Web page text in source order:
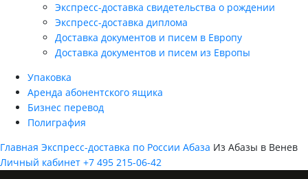
Экспресс-доставка свидетельства о рождении
Экспресс-доставка диплома
Доставка документов и писем в Европу
Доставка документов и писем из Европы
Упаковка
Аренда абонентского ящика
Бизнес перевод
Полиграфия
Главная Экспресс-доставка по России Абаза Из Абазы в Венев
Личный кабинет +7 495 215-06-42